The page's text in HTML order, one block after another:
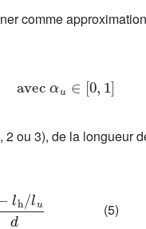
comme
u∈ 0
2 ou 3), de la longueur
h/l ud
(5)